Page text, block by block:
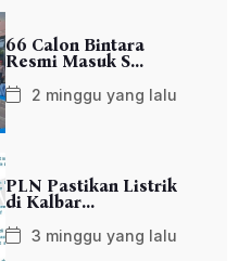
66 Calon Bintara
Resmi Masuk S...
2 minggu yang lalu
PLN Pastikan Listrik
di Kalbar...
3 minggu yang lalu